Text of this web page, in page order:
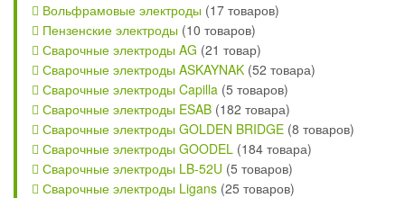
Вольфрамовые электроды (17 товаров)
Пензенские электроды (10 товаров)
Сварочные электроды AG (21 товар)
Сварочные электроды ASKAYNAK (52 товара)
Сварочные электроды Capilla (5 товаров)
Сварочные электроды ESAB (182 товара)
Сварочные электроды GOLDEN BRIDGE (8 товаров)
Сварочные электроды GOODEL (184 товара)
Сварочные электроды LB-52U (5 товаров)
Сварочные электроды Ligans (25 товаров)